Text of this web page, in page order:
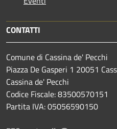
CONTATTI
Comune di Cassina de' Pecchi
Piazza De Gasperi 1 20051
Cassina de' Pecchi
Codice Fiscale: 83500570151
Partita IVA: 05056590150